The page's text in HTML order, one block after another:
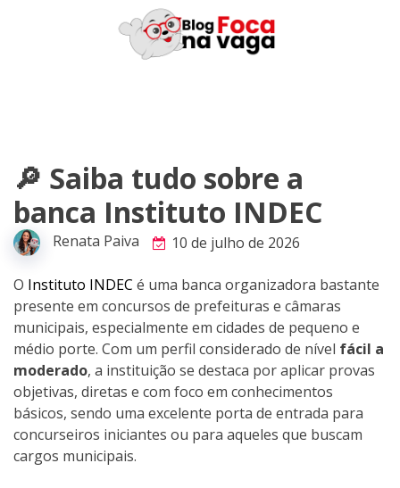
🔎 Saiba tudo sobre a
banca Instituto INDEC
Renata Paiva 10 de julho de 2026
O Instituto INDEC é uma banca organizadora bastante
presente em concursos de prefeituras e câmaras
municipais, especialmente em cidades de pequeno e
médio porte. Com um perfil considerado de nível fácil a
moderado, a instituição se destaca por aplicar provas
objetivas, diretas e com foco em conhecimentos
básicos, sendo uma excelente porta de entrada para
concurseiros iniciantes ou para aqueles que buscam
cargos municipais.